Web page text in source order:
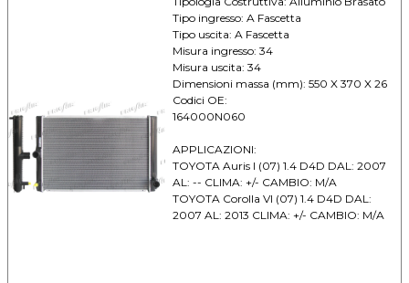
Tipo ingresso: A Fascetta
Tipo uscita: A Fascetta
Misura ingresso: 34
Misura uscita: 34
Dimensioni massa (mm): 550 X 370 X 26
Codici OE:
164000N060
APPLICAZIONI:
TOYOTA Auris I (07) 1.4 D4D DAL: 2007
AL: -- CLIMA: +/- CAMBIO: M/A
TOYOTA Corolla VI (07) 1.4 D4D DAL:
2007 AL: 2013 CLIMA: +/- CAMBIO: M/A